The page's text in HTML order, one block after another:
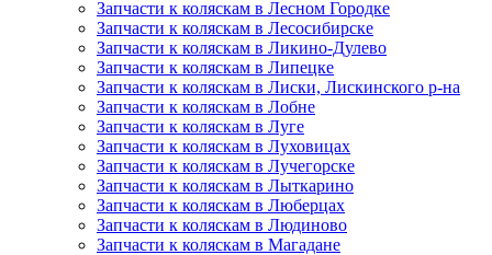
Запчасти к коляскам в Лесном Городке
Запчасти к коляскам в Лесосибирске
Запчасти к коляскам в Ликино-Дулево
Запчасти к коляскам в Липецке
Запчасти к коляскам в Лиски, Лискинского р-на
Запчасти к коляскам в Лобне
Запчасти к коляскам в Луге
Запчасти к коляскам в Луховицах
Запчасти к коляскам в Лучегорске
Запчасти к коляскам в Лыткарино
Запчасти к коляскам в Люберцах
Запчасти к коляскам в Людиново
Запчасти к коляскам в Магадане